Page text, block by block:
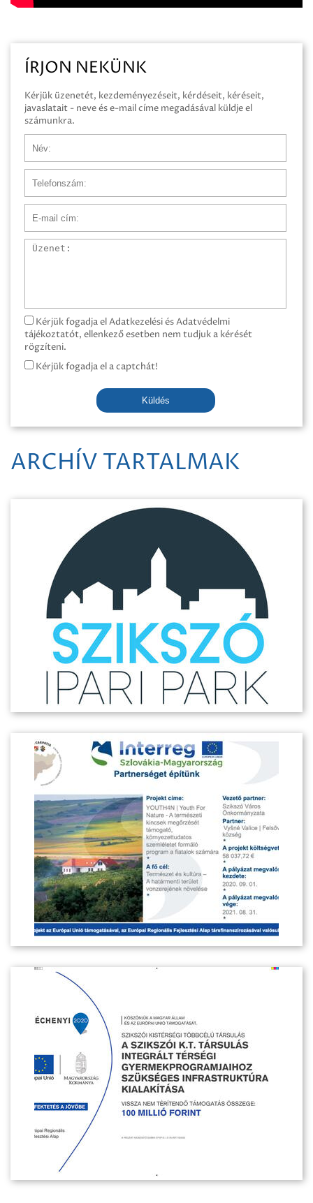
ÍRJON NEKÜNK
Kérjük üzenetét, kezdeményezéseit, kérdéseit, kéréseit,
javaslatait - neve és e-mail címe megadásával küldje el
számunkra.
Üzenet
Kérjük fogadja el Adatkezelési és Adatvédelmi
tájékoztatót, ellenkező esetben nem tudjuk a kérését
rögzíteni.
Kérjük fogadja el a captchát!
Küldés
ARCHÍV TARTALMAK